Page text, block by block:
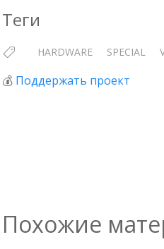
Теги
HARDWARE SPECIAL
💰 Поддержать проект
Похожие